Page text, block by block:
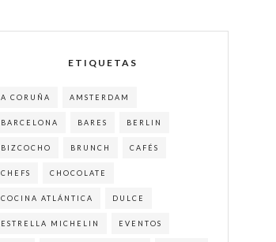
ETIQUETAS
A CORUÑA AMSTERDAM
BARCELONA BARES BERLIN
BIZCOCHO BRUNCH CAFÉS
CHEFS CHOCOLATE
COCINA ATLÁNTICA DULCE
ESTRELLA MICHELIN EVENTOS